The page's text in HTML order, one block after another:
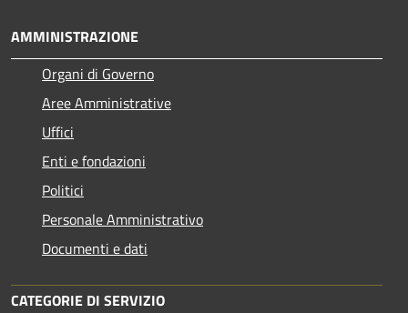
AMMINISTRAZIONE
Organi di Governo
Aree Amministrative
Uffici
Enti e fondazioni
Politici
Personale Amministrativo
Documenti e dati
CATEGORIE DI SERVIZIO